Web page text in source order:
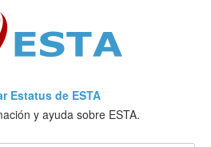
Estatus de ESTA
y ayuda sobre ESTA.